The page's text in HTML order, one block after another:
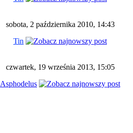
sobota, 2 października 2010, 14:43
Tin
czwartek, 19 września 2013, 15:05
Asphodelus